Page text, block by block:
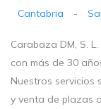
Cantabria -
Carabaza DM, S.
con más de 30
Nuestros servicios
y venta de plazas